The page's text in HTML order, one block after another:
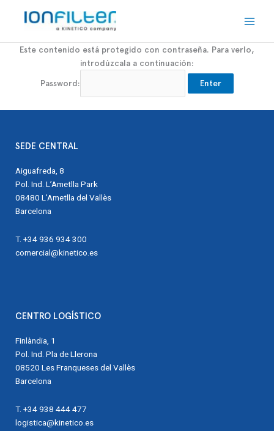
Este contenido está protegido con contraseña. Para verlo,
introdúzcala a continuación:
Password:
SEDE CENTRAL
Aiguafreda, 8
Pol. Ind. L’Ametlla Park
08480 L’Ametlla del Vallès
Barcelona
T. +34 936 934 300
comercial@kinetico.es
CENTRO LOGÍSTICO
Finlàndia, 1
Pol. Ind. Pla de Llerona
08520 Les Franqueses del Vallès
Barcelona
T. +34 938 444 477
logistica@kinetico.es